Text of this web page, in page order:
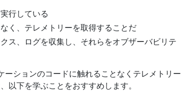
行している
く、テレメトリーを取得することだ
ス、ログを収集し、それらをオブザーバビリテ
ションのコードに触れることなくテレメトリー
以下を学ぶことをおすすめします。